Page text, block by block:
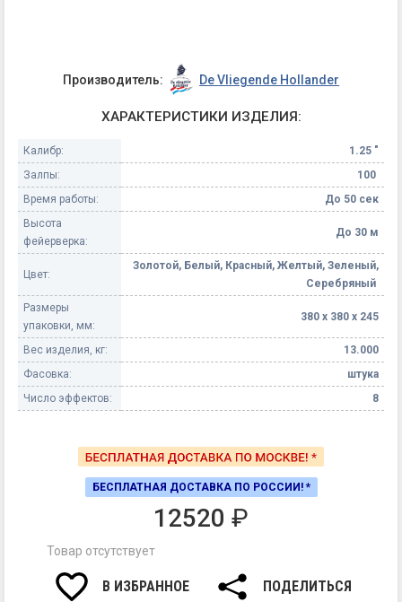
Производитель: De Vliegende Hollander
ХАРАКТЕРИСТИКИ ИЗДЕЛИЯ:
Калибр:
1.25 "
Залпы:
100
Время работы:
До 50 сек
Высота
фейерверка:
До 30 м
Цвет:
Золотой, Белый, Красный, Желтый, Зеленый,
Серебряный
Размеры
упаковки, мм:
380 х 380 х 245
Вес изделия, кг:
13.000
Фасовка:
штука
Число эффектов:
8
БЕСПЛАТНАЯ ДОСТАВКА ПО РОССИИ! *
12520 ₽
Товар отсутствует
В ИЗБРАННОЕ ПОДЕЛИТЬСЯ